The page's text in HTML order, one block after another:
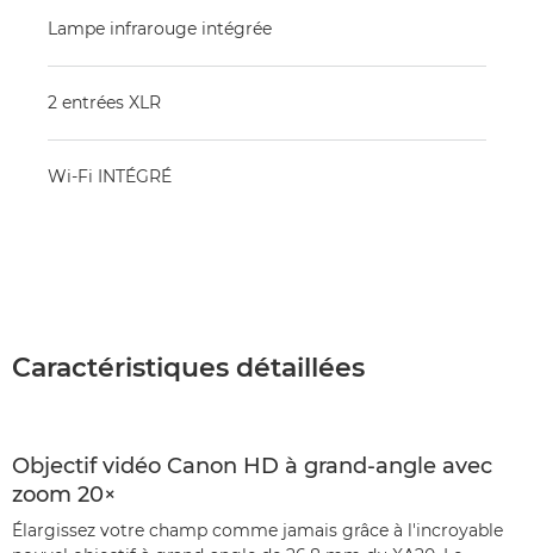
Lampe infrarouge intégrée
2 entrées XLR
Wi-Fi INTÉGRÉ
Caractéristiques détaillées
Objectif vidéo Canon HD à grand-angle avec
zoom 20×
Élargissez votre champ comme jamais grâce à l'incroyable